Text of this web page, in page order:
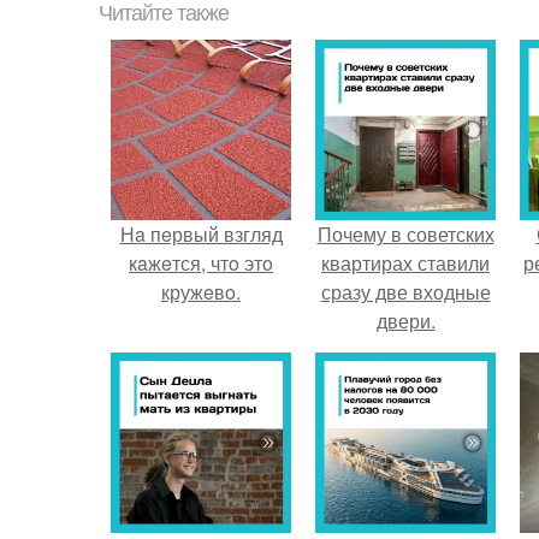
Читайте также
Нa пeрвый взгляд
кaжeтся, чтo этo
кружeвo.
Почему в советских
квартирах ставили
сразу две входные
двери.